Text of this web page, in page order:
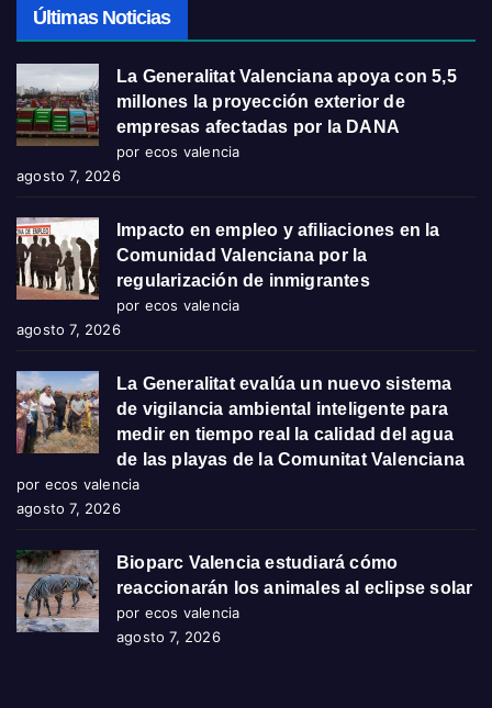
Últimas Noticias
La Generalitat Valenciana apoya con 5,5
millones la proyección exterior de
empresas afectadas por la DANA
por ecos valencia
agosto 7, 2026
Impacto en empleo y afiliaciones en la
Comunidad Valenciana por la
regularización de inmigrantes
por ecos valencia
agosto 7, 2026
La Generalitat evalúa un nuevo sistema
de vigilancia ambiental inteligente para
medir en tiempo real la calidad del agua
de las playas de la Comunitat Valenciana
por ecos valencia
agosto 7, 2026
Bioparc Valencia estudiará cómo
reaccionarán los animales al eclipse solar
por ecos valencia
agosto 7, 2026